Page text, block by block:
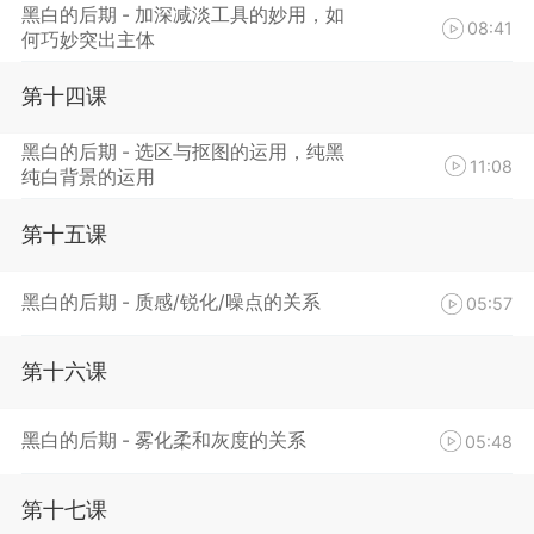
黑白的后期 - 加深减淡工具的妙用，如
何巧妙突出主体
08:41
第十四课
黑白的后期 - 选区与抠图的运用，纯黑
纯白背景的运用
11:08
第十五课
黑白的后期 - 质感/锐化/噪点的关系 05:57
第十六课
黑白的后期 - 雾化柔和灰度的关系 05:48
第十七课